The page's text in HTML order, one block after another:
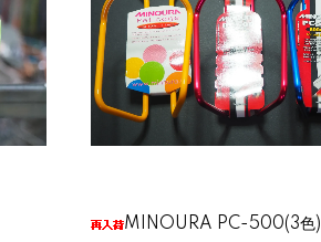
MINOURA PC-500(3色)